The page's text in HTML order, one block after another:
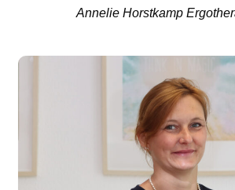
Annelie Horstkamp